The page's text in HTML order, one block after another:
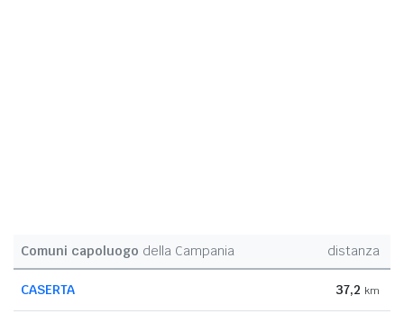
Comuni capoluogo della Campania distanza
CASERTA 37,2 km